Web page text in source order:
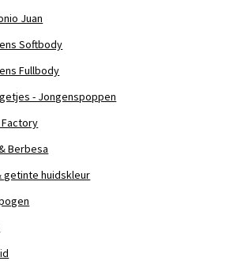
Juan
Softbody
Fullbody
- Jongenspoppen
Berbesa
getinte huidskleur